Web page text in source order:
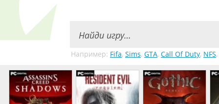
Например: Fifa, Sims, GTA, Call Of Duty, NFS,